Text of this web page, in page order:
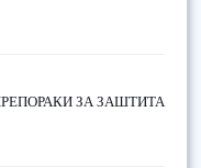
ЗА ЗАШТИТА